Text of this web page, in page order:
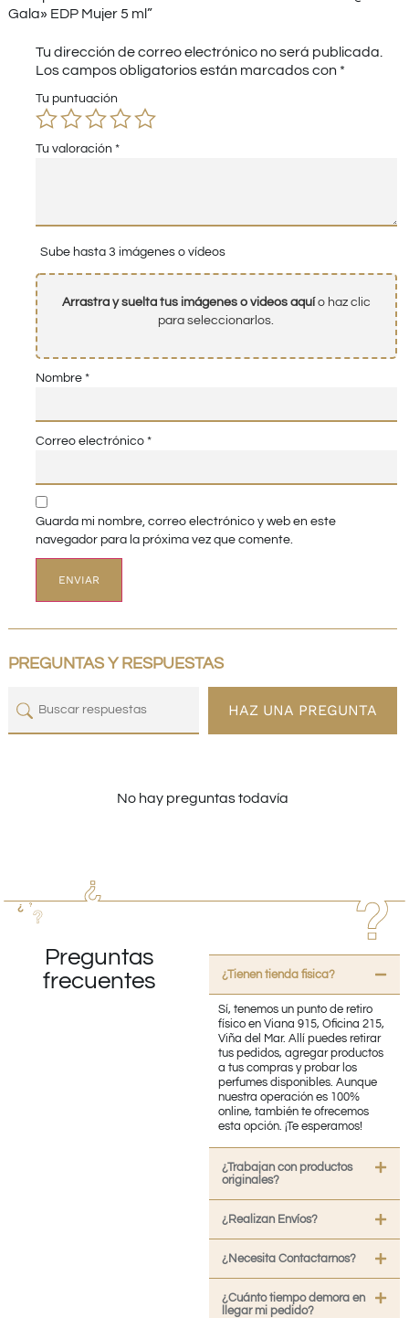
Gala» EDP Mujer 5 ml”
Tu dirección de correo electrónico no será publicada.
Los campos obligatorios están marcados con *
Tu puntuación
Tu valoración *
Sube hasta 3 imágenes o vídeos
Arrastra y suelta tus imágenes o videos aquío haz clic
para seleccionarlos.
Nombre *
Correo electrónico *
Guarda mi nombre, correo electrónico y web en este
navegador para la próxima vez que comente.
PREGUNTAS Y RESPUESTAS
HAZ UNA PREGUNTA
No hay preguntas todavía
Preguntas
frecuentes
¿Tienen tienda fisica?
Sí, tenemos un punto de retiro
físico en Viana 915, Oficina 215,
Viña del Mar. Allí puedes retirar
tus pedidos, agregar productos
a tus compras y probar los
perfumes disponibles. Aunque
nuestra operación es 100%
online, también te ofrecemos
esta opción. ¡Te esperamos!
¿Trabajan con productos
originales?
¿Realizan Envíos?
¿Necesita Contactarnos?
¿Cuánto tiempo demora en
llegar mi pedido?